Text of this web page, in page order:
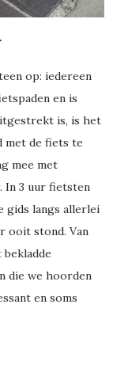
op: iedereen
en is
is, is het
met de fiets te
mee met
. In 3 uur fietsten
gids langs allerlei
ooit stond. Van
die we hoorden
en soms